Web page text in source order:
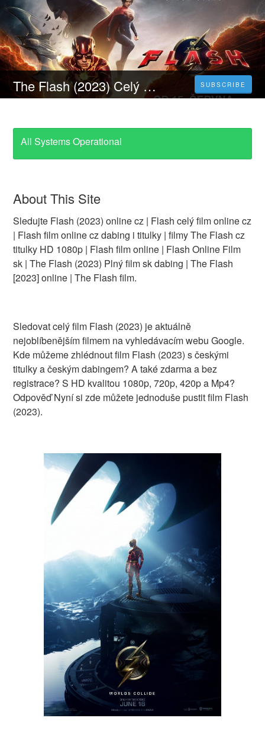
The Flash (2023) Celý Film Online Titulky Čeština SUBSCRIBE
All Systems Operational
About This Site
Sledujte Flash (2023) online cz | Flash celý film online cz
| Flash film online cz dabing i titulky | filmy The Flash cz
titulky HD 1080p | Flash film online | Flash Online Film
sk | The Flash (2023) Plný film sk dabing | The Flash
[2023] online | The Flash film.
Sledovat celý film Flash (2023) je aktuálně
nejoblíbenějším filmem na vyhledávacím webu Google.
Kde můžeme zhlédnout film Flash (2023) s českými
titulky a českým dabingem? A také zdarma a bez
registrace? S HD kvalitou 1080p, 720p, 420p a Mp4?
Odpověď Nyní si zde můžete jednoduše pustit film Flash
(2023).